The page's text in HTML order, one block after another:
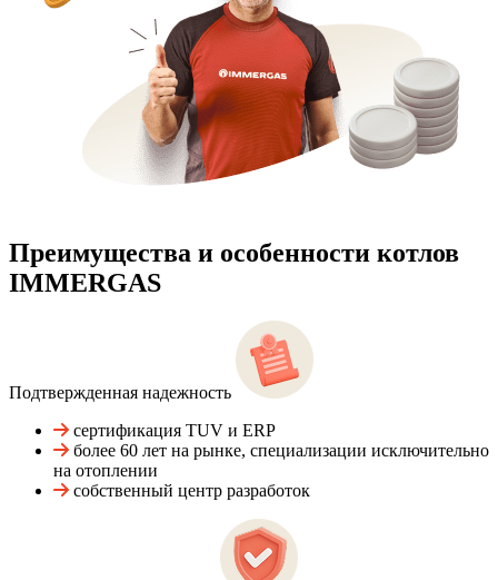
Преимущества и особенности котлов
IMMERGAS
Подтвержденная надежность
сертификация TUV и ERP
более 60 лет на рынке, специализации исключительно
на отоплении
собственный центр разработок